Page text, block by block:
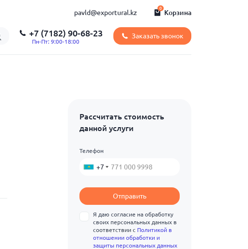
pavld@exportural.kz Корзина
0
+7 (7182) 90-68-23
Пн-Пт: 9:00-18:00
Заказать звонок
Рассчитать стоимость
данной услуги
Телефон
+7
Отправить
Я даю согласие на обработку
своих персональных данных в
соответствии с Политикой в
отношении обработки и
защиты персональных данных